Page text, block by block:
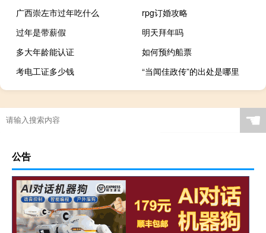
广西崇左市过年吃什么
rpg订婚攻略
过年是带薪假
明天拜年吗
多大年龄能认证
如何预约船票
考电工证多少钱
“当闻佳政传”的出处是哪里
梦幻西游dt衣服打什么宝石
☚
公告